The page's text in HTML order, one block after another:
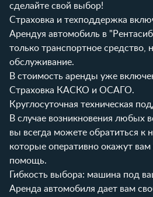
сделайте свой выбор!
Страховка и техподдержка
Арендуя автомобиль в
только транспортное средство,
обслуживание.
В стоимость аренды уже
Страховка КАСКО и ОСАГО.
Круглосуточная техническая
В случае возникновения любых
вы всегда можете обратиться к
которые оперативно окажут
помощь.
Гибкость выбора: машина под
Аренда автомобиля дает вам